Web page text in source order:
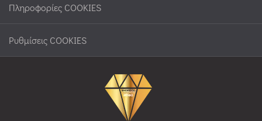
Πληροφορίες COOKIES
Ρυθμίσεις COOKIES